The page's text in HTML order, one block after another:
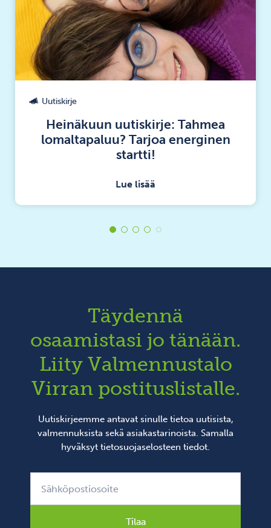
Uutiskirje
Heinäkuun uutiskirje: Tahmea
lomaltapaluu? Tarjoa energinen
startti!
Lue lisää
Täydennä
osaamistasi jo tänään.
Liity Valmennustalo
Virran postituslistalle.
Uutiskirjeemme antavat sinulle tietoa uutisista,
valmennuksista sekä asiakastarinoista. Samalla
hyväksyt tietosuojaselosteen tiedot.
Tilaa